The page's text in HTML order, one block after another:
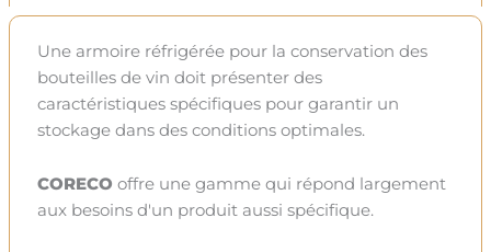
Une armoire réfrigérée pour la conservation des
bouteilles de vin doit présenter des
caractéristiques spécifiques pour garantir un
stockage dans des conditions optimales.
CORECO offre une gamme qui répond largement
aux besoins d'un produit aussi spécifique.